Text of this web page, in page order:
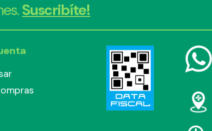
Suscribíte!